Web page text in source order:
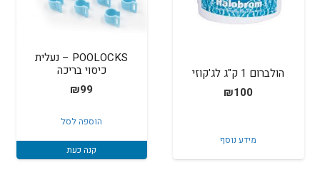
הולברום 1 ק"ג לג'קוזי
₪100
מידע נוסף
POOLOCKS – נעלית
כיסוי בריכה
₪99
הוספה לסל
קנה כעת